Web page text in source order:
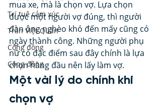
Trí tuệ cảm xúc
Trần Việt Quân
Cộng đồng
Cộng đồng
mua xe, mà là chọn vợ. Lựa chọn
được một người vợ đúng, thì người
đàn ông nghèo khó đến mấy cũng có
ngày thành công. Những người phụ
nữ có đặc điểm sau đây chính là lựa
chọn hàng đầu nên lấy làm vợ.
Một vài lý do chính khi
chọn vợ